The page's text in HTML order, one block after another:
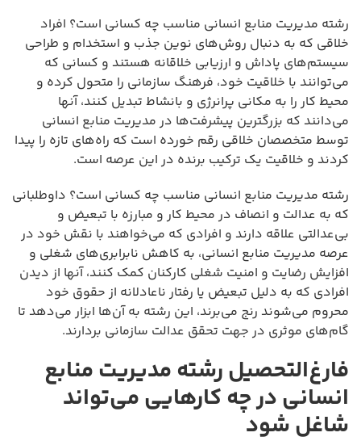
رشته مدیریت منابع انسانی مناسب چه کسانی است؟ افراد
خلاقی که به دنبال روش‌های نوین جذب و استخدام و طراحی
سیستم‌های پاداش و ارزیابی خلاقانه هستند و کسانی که
می‌توانند با خلاقیت خود، فرهنگ سازمانی را متحول کرده و
محیط کار را به مکانی پرانرژی و بانشاط تبدیل کنند، آنها
می‌دانند که بزرگترین پیشرفت‌ها در مدیریت منابع انسانی
توسط متخصصان خلاقی رقم خورده است که راه‌های تازه را پیدا
کردند و خلاقیت یک ترکیب برنده در این عرصه است.
رشته مدیریت منابع انسانی مناسب چه کسانی است؟ داوطلبانی
که به عدالت و انصاف در محیط کار و مبارزه با تبعیض و
بی‌عدالتی علاقه دارند و افرادی که می‌خواهند با نقش خود در
عرصه مدیریت منابع انسانی، به کاهش نابرابری‌های شغلی و
افزایش رضایت و امنیت شغلی کارکنان کمک کنند، آنها از دیدن
افرادی که به دلیل تبعیض یا رفتار ناعادلانه از حقوق خود
محروم می‌شوند رنج می‌برند، این رشته به آن‌ها ابزار می‌دهد تا
گام‌های موثری در جهت تحقق عدالت سازمانی بردارند.
فارغ‌التحصیل رشته مدیریت منابع
انسانی در چه کارهایی می‌تواند
شاغل شود